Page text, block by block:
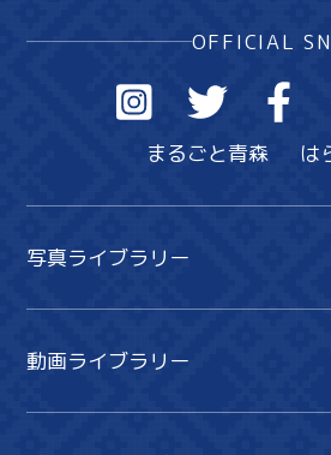
OFFICIAL
まるごと青森 は
写真ライブラリー
動画ライブラリー